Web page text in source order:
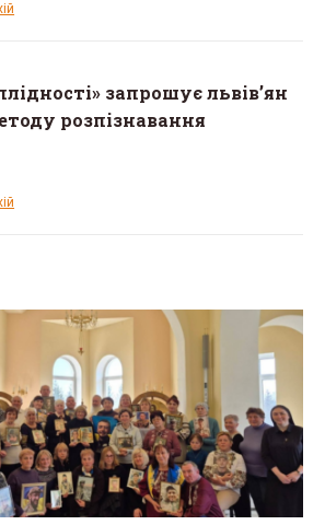
запрошує львів’ян
розпізнавання